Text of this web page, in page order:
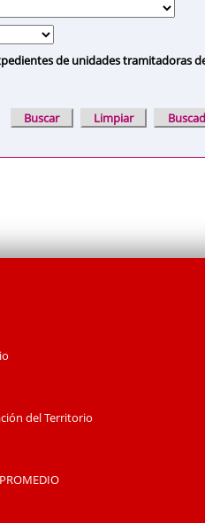
de unidades tramitadoras
del Territorio